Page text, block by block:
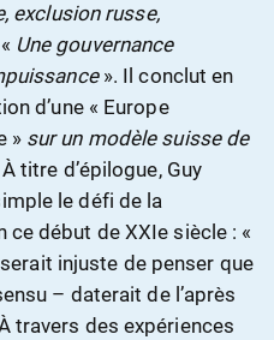
exclusion russe,
Une gouvernance
». Il conclut en
d’une « Europe
» sur un modèle suisse de
titre d’épilogue, Guy
le défi de la
début de XXIe siècle : «
injuste de penser que
– daterait de l’après
travers des expériences